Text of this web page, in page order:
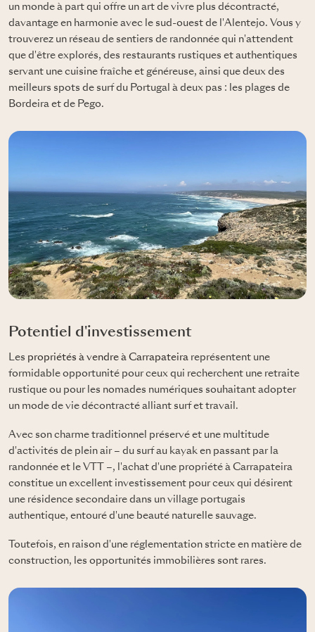
un monde à part qui offre un art de vivre plus décontracté,
davantage en harmonie avec le sud-ouest de l'Alentejo. Vous y
trouverez un réseau de sentiers de randonnée qui n'attendent
que d'être explorés, des restaurants rustiques et authentiques
servant une cuisine fraîche et généreuse, ainsi que deux des
meilleurs spots de surf du Portugal à deux pas : les plages de
Bordeira et de Pego.
Potentiel d'investissement
Les propriétés à vendre à Carrapateira représentent une
formidable opportunité pour ceux qui recherchent une retraite
rustique ou pour les nomades numériques souhaitant adopter
un mode de vie décontracté alliant surf et travail.
Avec son charme traditionnel préservé et une multitude
d'activités de plein air – du surf au kayak en passant par la
randonnée et le VTT –, l'achat d'une propriété à Carrapateira
constitue un excellent investissement pour ceux qui désirent
une résidence secondaire dans un village portugais
authentique, entouré d'une beauté naturelle sauvage.
Toutefois, en raison d'une réglementation stricte en matière de
construction, les opportunités immobilières sont rares.